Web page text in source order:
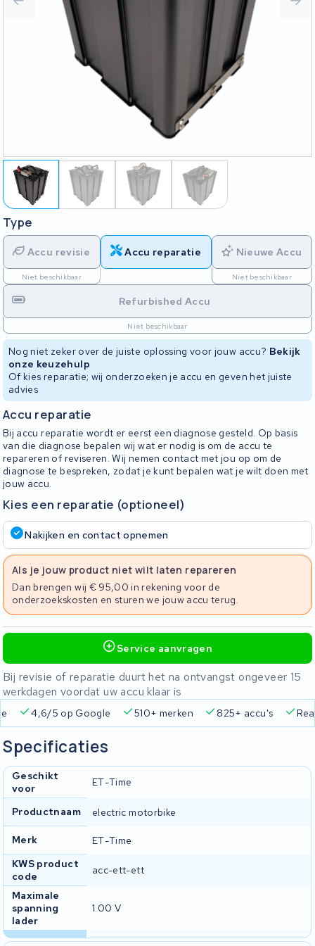
Type
Accu revisie
Niet beschikbaar
Accu reparatie Nieuwe Accu
Niet beschikbaar
Refurbished Accu
Niet beschikbaar
Nog niet zeker over de juiste oplossing voor jouw accu? Bekijk
onze keuzehulp
Of kies reparatie; wij onderzoeken je accu en geven het juiste
advies
Accu reparatie
Bij accu reparatie wordt er eerst een diagnose gesteld. Op basis
van die diagnose bepalen wij wat er nodig is om de accu te
repareren of reviseren. Wij nemen contact met jou op om de
diagnose te bespreken, zodat je kunt bepalen wat je wilt doen met
jouw accu.
Kies een reparatie (optioneel)
Nakijken en contact opnemen
Als je jouw product niet wilt laten repareren
Dan brengen wij € 95,00 in rekening voor de
onderzoekskosten en sturen we jouw accu terug.
Service aanvragen
Bij revisie of reparatie duurt het na ontvangst ongeveer 15
werkdagen voordat uw accu klaar is
4,6/5 op Google 510+ merken 825+ accu's
Specificaties
Geschikt
voor
ET-Time
Productnaam electric motorbike
Merk
ET-Time
KWS product
code
acc-ett-ett
Maximale
spanning
lader
1.00 V